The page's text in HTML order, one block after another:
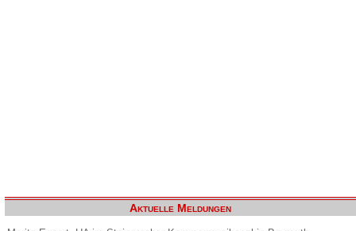
Aktuelle Meldungen